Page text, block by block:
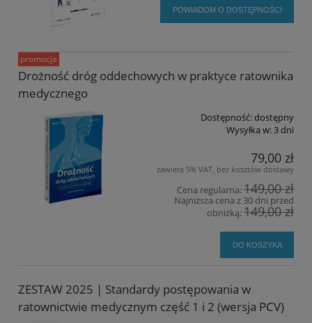
POWIADOM O DOSTĘPNOŚCI
Drożność dróg oddechowych w praktyce ratownika
medycznego
Dostępność:dostępny
Wysyłka w:3 dni
79,00 zł
zawiera 5% VAT, bez kosztów dostawy
Cena regularna:149,00 zł
Najniższa cena z 30 dni przed
obniżką:149,00 zł
DO KOSZYKA
promocja
ZESTAW 2025 | Standardy postępowania w
ratownictwie medycznym część 1 i 2 (wersja PCV)